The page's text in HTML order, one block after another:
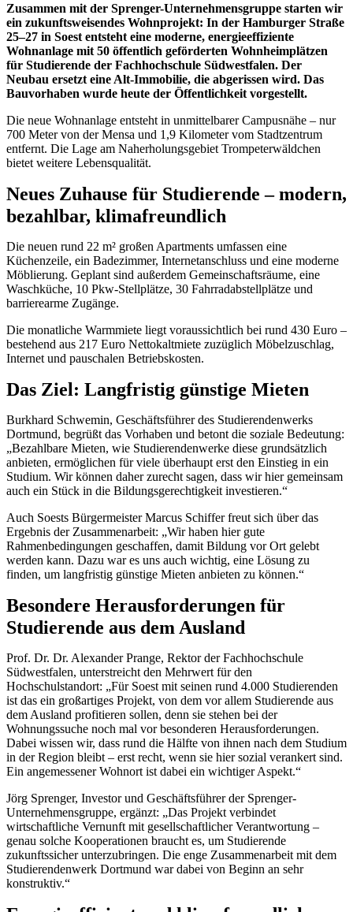
Zusammen mit der Sprenger-Unternehmensgruppe starten wir
ein zukunftsweisendes Wohnprojekt: In der Hamburger Straße
25–27 in Soest entsteht eine moderne, energieeffiziente
Wohnanlage mit 50 öffentlich geförderten Wohnheimplätzen
für Studierende der Fachhochschule Südwestfalen. Der
Neubau ersetzt eine Alt-Immobilie, die abgerissen wird. Das
Bauvorhaben wurde heute der Öffentlichkeit vorgestellt.
Die neue Wohnanlage entsteht in unmittelbarer Campusnähe – nur
700 Meter von der Mensa und 1,9 Kilometer vom Stadtzentrum
entfernt. Die Lage am Naherholungsgebiet Trompeterwäldchen
bietet weitere Lebensqualität.
Neues Zuhause für Studierende – modern,
bezahlbar, klimafreundlich
Die neuen rund 22 m² großen Apartments umfassen eine
Küchenzeile, ein Badezimmer, Internetanschluss und eine moderne
Möblierung. Geplant sind außerdem Gemeinschaftsräume, eine
Waschküche, 10 Pkw-Stellplätze, 30 Fahrradabstellplätze und
barrierearme Zugänge.
Die monatliche Warmmiete liegt voraussichtlich bei rund 430 Euro –
bestehend aus 217 Euro Nettokaltmiete zuzüglich Möbelzuschlag,
Internet und pauschalen Betriebskosten.
Das Ziel: Langfristig günstige Mieten
Burkhard Schwemin, Geschäftsführer des Studierendenwerks
Dortmund, begrüßt das Vorhaben und betont die soziale Bedeutung:
„Bezahlbare Mieten, wie Studierendenwerke diese grundsätzlich
anbieten, ermöglichen für viele überhaupt erst den Einstieg in ein
Studium. Wir können daher zurecht sagen, dass wir hier gemeinsam
auch ein Stück in die Bildungsgerechtigkeit investieren.“
Auch Soests Bürgermeister Marcus Schiffer freut sich über das
Ergebnis der Zusammenarbeit: „Wir haben hier gute
Rahmenbedingungen geschaffen, damit Bildung vor Ort gelebt
werden kann. Dazu war es uns auch wichtig, eine Lösung zu
finden, um langfristig günstige Mieten anbieten zu können.“
Besondere Herausforderungen für
Studierende aus dem Ausland
Prof. Dr. Dr. Alexander Prange, Rektor der Fachhochschule
Südwestfalen, unterstreicht den Mehrwert für den
Hochschulstandort: „Für Soest mit seinen rund 4.000 Studierenden
ist das ein großartiges Projekt, von dem vor allem Studierende aus
dem Ausland profitieren sollen, denn sie stehen bei der
Wohnungssuche noch mal vor besonderen Herausforderungen.
Dabei wissen wir, dass rund die Hälfte von ihnen nach dem Studium
in der Region bleibt – erst recht, wenn sie hier sozial verankert sind.
Ein angemessener Wohnort ist dabei ein wichtiger Aspekt.“
Jörg Sprenger, Investor und Geschäftsführer der Sprenger-
Unternehmensgruppe, ergänzt: „Das Projekt verbindet
wirtschaftliche Vernunft mit gesellschaftlicher Verantwortung –
genau solche Kooperationen braucht es, um Studierende
zukunftssicher unterzubringen. Die enge Zusammenarbeit mit dem
Studierendenwerk Dortmund war dabei von Beginn an sehr
konstruktiv.“